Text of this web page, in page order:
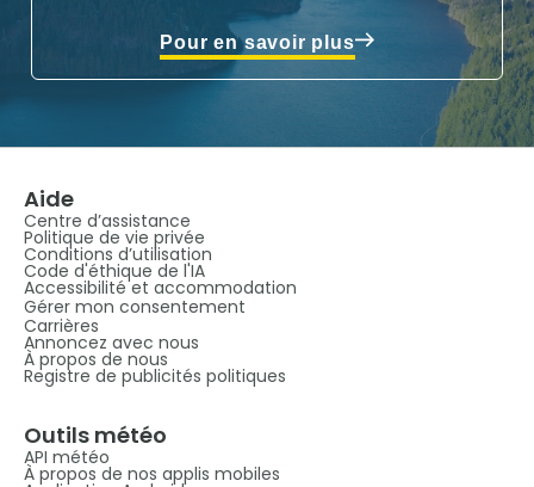
Pour en savoir plus
Aide
Centre d’assistance
Politique de vie privée
Conditions d’utilisation
Code d'éthique de l'IA
Accessibilité et accommodation
Gérer mon consentement
Carrières
Annoncez avec nous
À propos de nous
Registre de publicités politiques
Outils météo
API météo
À propos de nos applis mobiles